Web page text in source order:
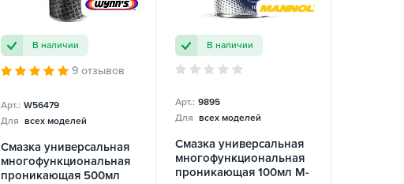
В наличии
9 отзывов
Арт.: W56479
Для всех моделей
Смазка универсальная
многофункциональная
проникающая 500мл
В наличии
Арт.: 9895
Для всех моделей
Смазка универсальная
многофункциональная
проникающая 100мл M-